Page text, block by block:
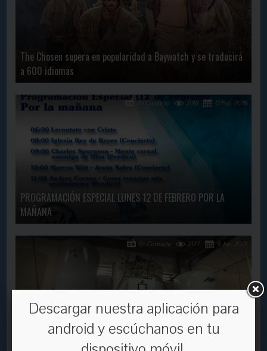
The Chosen supera en popularidad a Baywatch y se traducirá
a 600 idiomas
PROGRAMACIÓN ESPECIAL LUNES 12 DE FEBRERO POR LA
MAÑANA
12 Feb, 2018
3198
En Contacto
9 Jun, 2021
2177
En Contacto
Descargar nuestra aplicación para
android y escúchanos en tu